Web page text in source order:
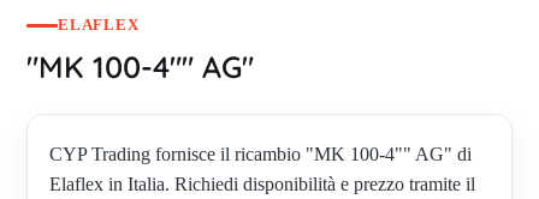
ELAFLEX
"MK 100-4"" AG"
CYP Trading fornisce il ricambio "MK 100-4"" AG" di
Elaflex in Italia. Richiedi disponibilità e prezzo tramite il